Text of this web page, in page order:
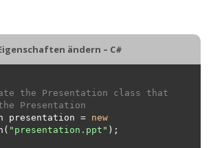
ändern – C#
the Presentation class that
Presentation
presentation = new
"presentation.ppt"